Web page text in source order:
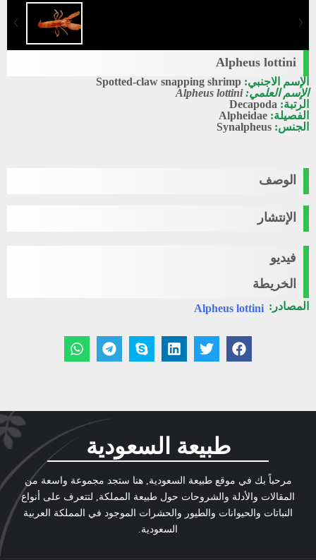
Alpheus lottini
الإسم الاجنبي: Spotted-claw snapping shrimp
الإسم العلمي:Alpheus lottini
الرتبة: Decapoda
الفصيلة: Alpheidae
الجنس: Synalpheus
الوصف
الإنتشار
فيديو
الخريطة
المصادر: Alpheus lottini
طبيعة السعودية
مرحباً بك في موقع طبيعة السعودية, هنا ستجد مجموعة واسعة من
المقالات والأدلة والشروحات حول طبيعة المملكة, لتتعرف على أنواع
النباتات والحيوانات والطيور والحشرات الموجود في المملكة العربية
السعودية.